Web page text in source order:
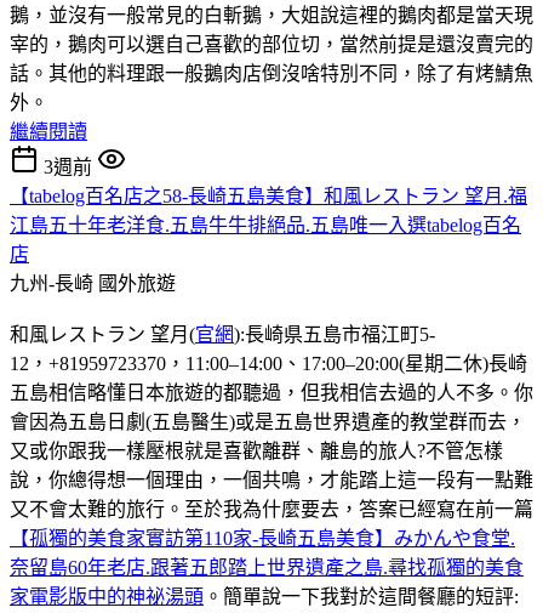
鵝，並沒有一般常見的白斬鵝，大姐說這裡的鵝肉都是當天現
宰的，鵝肉可以選自己喜歡的部位切，當然前提是還沒賣完的
話。其他的料理跟一般鵝肉店倒沒啥特別不同，除了有烤鯖魚
外。
繼續閱讀
3週前
【tabelog百名店之58-長崎五島美食】和風レストラン 望月.福
江島五十年老洋食.五島牛牛排絕品.五島唯一入選tabelog百名
店
九州-長崎 國外旅遊
和風レストラン 望月(官網):長崎県五島市福江町5-
12，+81959723370，11:00–14:00、17:00–20:00(星期二休)長崎
五島相信略懂日本旅遊的都聽過，但我相信去過的人不多。你
會因為五島日劇(五島醫生)或是五島世界遺產的教堂群而去，
又或你跟我一樣壓根就是喜歡離群、離島的旅人?不管怎樣
說，你總得想一個理由，一個共鳴，才能踏上這一段有一點難
又不會太難的旅行。至於我為什麼要去，答案已經寫在前一篇
【孤獨的美食家實訪第110家-長崎五島美食】みかんや食堂.
奈留島60年老店.跟著五郎踏上世界遺產之島.尋找孤獨的美食
家電影版中的神祕湯頭 。簡單說一下我對於這間餐廳的短評: